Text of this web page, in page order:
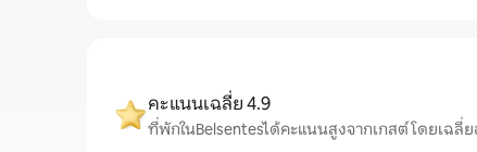
คะแนนเฉลี่ย 4.9
ที่พักในBelsentesได้คะแนนสูงจากเกสต์ โดยเฉลี่ย